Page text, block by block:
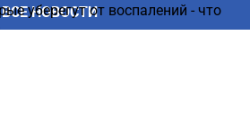
уберегут от воспалений - что
ВСЕ НОВОСТИ
права защищены